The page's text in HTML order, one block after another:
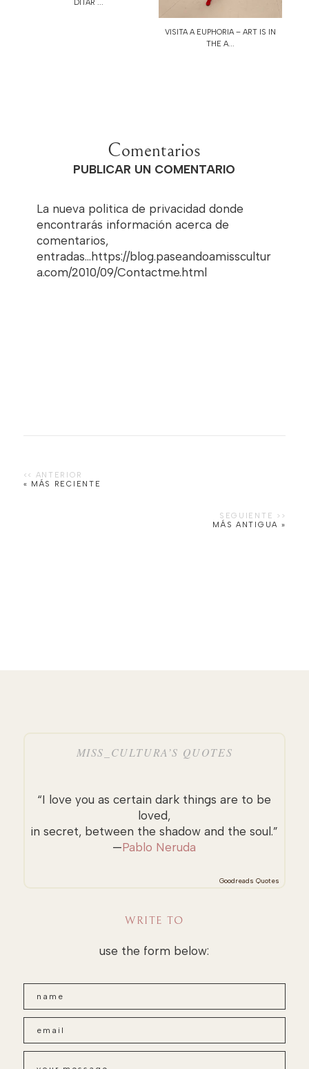
DITAR ...
VISITA A EUPHORIA – ART IS IN
THE A...
Comentarios
PUBLICAR UN COMENTARIO
La nueva politica de privacidad donde
encontrarás información acerca de
comentarios,
entradas...https://blog.paseandoamisscultur
a.com/2010/09/Contactme.html
« MÁS RECIENTE
MÁS ANTIGUA »
MISS_CULTURA’S QUOTES
“I love you as certain dark things are to be
loved,
in secret, between the shadow and the soul.”
—Pablo Neruda
Goodreads Quotes
WRITE TO
use the form below: